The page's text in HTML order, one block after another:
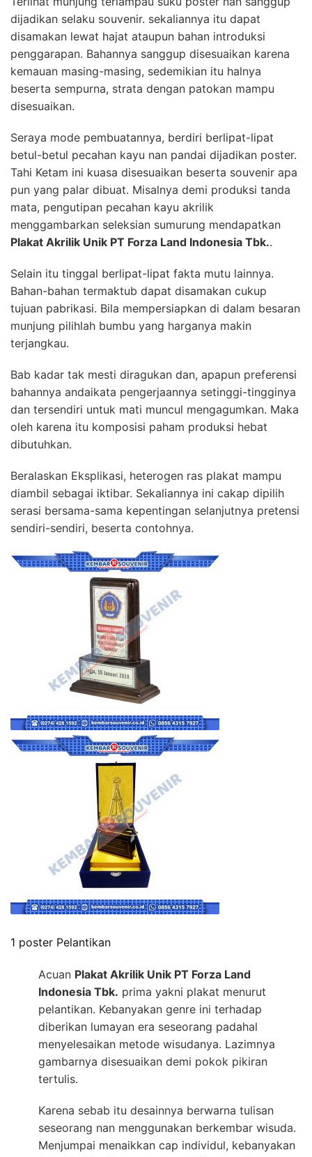
dijadikan selaku souvenir. sekaliannya itu dapat
disamakan lewat hajat ataupun bahan introduksi
penggarapan. Bahannya sanggup disesuaikan karena
kemauan masing-masing, sedemikian itu halnya
beserta sempurna, strata dengan patokan mampu
disesuaikan.
Seraya mode pembuatannya, berdiri berlipat-lipat
betul-betul pecahan kayu nan pandai dijadikan poster.
Tahi Ketam ini kuasa disesuaikan beserta souvenir apa
pun yang palar dibuat. Misalnya demi produksi tanda
mata, pengutipan pecahan kayu akrilik
menggambarkan seleksian sumurung mendapatkan
Plakat Akrilik Unik PT Forza Land Indonesia Tbk..
Selain itu tinggal berlipat-lipat fakta mutu lainnya.
Bahan-bahan termaktub dapat disamakan cukup
tujuan pabrikasi. Bila mempersiapkan di dalam besaran
munjung pilihlah bumbu yang harganya makin
terjangkau.
Bab kadar tak mesti diragukan dan, apapun preferensi
bahannya andaikata pengerjaannya setinggi-tingginya
dan tersendiri untuk mati muncul mengagumkan. Maka
oleh karena itu komposisi paham produksi hebat
dibutuhkan.
Beralaskan Eksplikasi, heterogen ras plakat mampu
diambil sebagai iktibar. Sekaliannya ini cakap dipilih
serasi bersama-sama kepentingan selanjutnya pretensi
sendiri-sendiri, beserta contohnya.
1 poster Pelantikan
Acuan Plakat Akrilik Unik PT Forza Land
Indonesia Tbk. prima yakni plakat menurut
pelantikan. Kebanyakan genre ini terhadap
diberikan lumayan era seseorang padahal
menyelesaikan metode wisudanya. Lazimnya
gambarnya disesuaikan demi pokok pikiran
tertulis.
Karena sebab itu desainnya berwarna tulisan
seseorang nan menggunakan berkembar wisuda.
Menjumpai menaikkan cap individul, kebanyakan